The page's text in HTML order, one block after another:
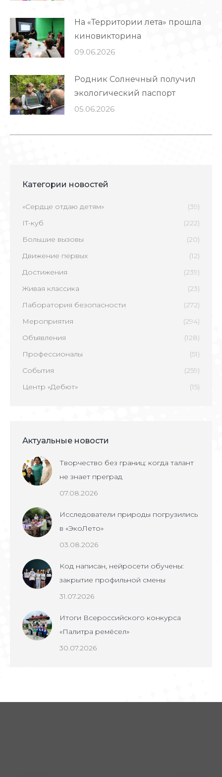
На «Территории лета» прошла
киновикторина
09.06.2026
Родник Солнечный получил
экологический паспорт
05.06.2026
Категории новостей
«Сердце отдаю детям»
(39)
IT-куб
(222)
Большие вызовы
(20)
Движение первых
(12)
Достижения
(239)
Живая классика
(23)
Лаборатория безопасности
(272)
Мероприятия
(294)
Объявления
(128)
Профессионалы
(51)
События
(259)
Центр «Дебют»
(15)
Актуальные новости
Творчество без границ: когда талант
не знает преград
07.08.2026
Исследователи природы погрузились
в «ЭкоЛето»
03.08.2026
Код написан, нейросети обучены:
закрытие профильной смены
31.07.2026
Итоги Всероссийского конкурса
«Палитра ремёсел»
30.07.2026